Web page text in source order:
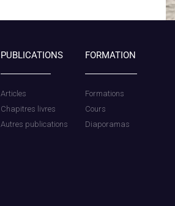
PUBLICATIONS
Articles
Chapitres livres
Autres publications
FORMATION
Formations
Cours
Diaporamas